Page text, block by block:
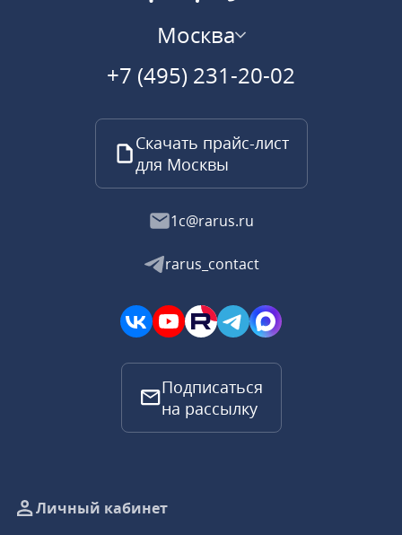
Москва
+7 (495) 231-20-02
Скачать прайс-лист
для Москвы
1c@rarus.ru
rarus_contact
Подписаться
на рассылку
Личный кабинет